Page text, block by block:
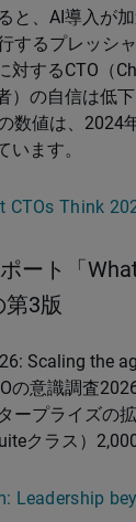
と、AI導入が
するプレッシ
対するCTO（
）の自信は低
数値は、2024
います。
Think
ート「
3版
Scaling the
の意識調査
ープライズの
クラス）
Leadership